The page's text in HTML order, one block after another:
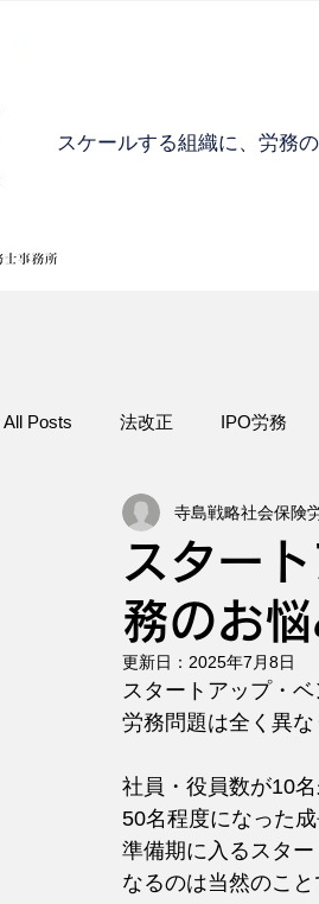
スケールする組織に、労務
All Posts 法改正 IPO労務
スター
務のお
寺島戦略社会保険
更新日： 2025年7月8日
スタートアップ・
労務問題は全く異
社員・役員数が10
50名程度になった
準備期に入るスタ
なるのは当然のこ